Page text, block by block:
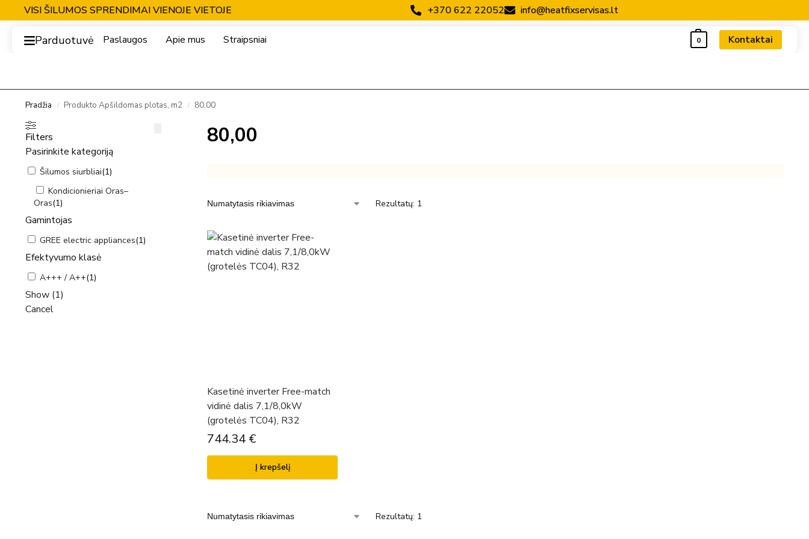
VISI ŠILUMOS SPRENDIMAI VIENOJE VIETOJE +370 622 22052 info@heatfixservisas.lt
Parduotuvė Paslaugos Apie mus Straipsniai 0 Kontaktai
Pradžia / Produkto Apšildomas plotas, m2 / 80,00
80,00
Rezultatų: 1
Kasetinė inverter Free-match
vidinė dalis 7,1/8,0kW
(grotelės TC04), R32
744.34 €
Į krepšelį
Rezultatų: 1
Filters
Pasirinkite kategoriją
Šilumos siurbliai(1)
Kondicionieriai Oras–
Oras(1)
Gamintojas
GREE electric appliances(1)
Efektyvumo klasė
A+++ / A++(1)
Show (1)
Cancel